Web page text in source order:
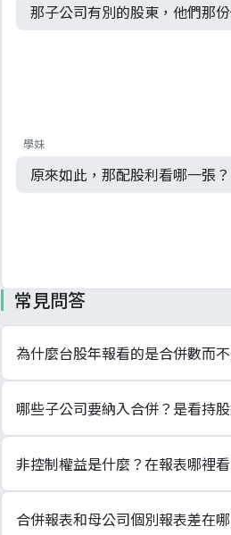
那子公司有別的股東，他們那
學妹
原來如此，那配股利看哪一張？
常見問答
為什麼台股年報看的是合併數而
因為法規規定，有子公司的發行
單一經濟個體，才看得出集團整
哪些子公司要納入合併？是看持
看「控制」概念，不是單純的持
力運用權力影響報酬。持股過半
非控制權益是什麼？在報表哪裡看
非控制權益是子公司中不屬於母
合併報表和母公司個別報表差在哪